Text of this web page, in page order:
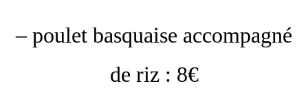
– poulet basquaise accompagné
de riz : 8€